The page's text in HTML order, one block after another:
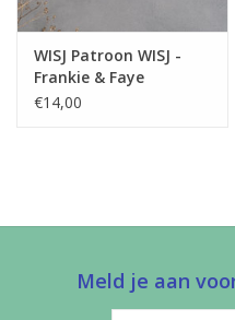
WISJ Patroon WISJ -
Frankie & Faye
fannypack
€14,00
Meld je aan